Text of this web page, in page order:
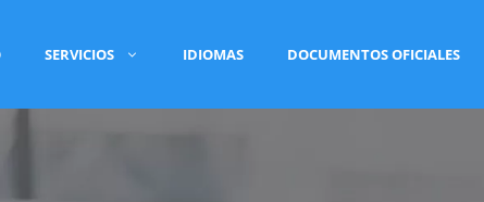
SERVICIOS IDIOMAS DOCUMENTOS OFICIALES